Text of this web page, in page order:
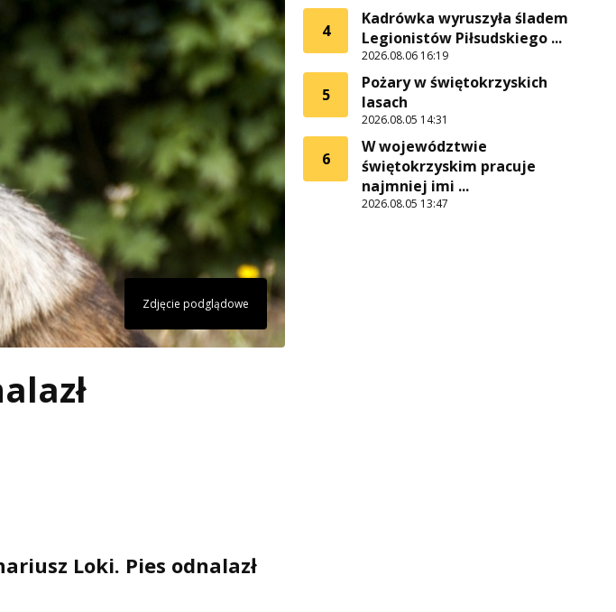
Zdjęcie podglądowe
Loki. Pies odnalazł
4
Kadrówka wyruszyła śladem
Legionistów Piłsudskiego ...
2026.08.06 16:19
5
Pożary w świętokrzyskich
lasach
2026.08.05 14:31
6
W województwie
świętokrzyskim pracuje
najmniej imi ...
2026.08.05 13:47